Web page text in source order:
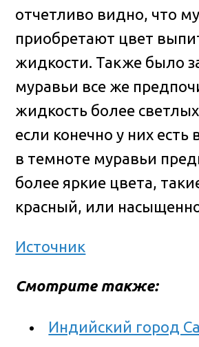
отчетливо видно, что
приобретают цвет
жидкости. Также было
муравьи все же
жидкость более
если конечно у них есть
в темноте муравьи
более яркие цвета,
красный, или
Источник
Смотрите также:
Индийский город